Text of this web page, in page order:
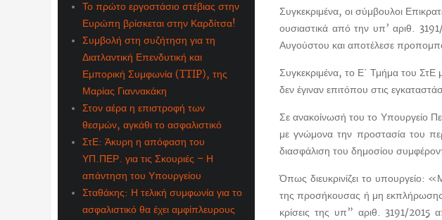
Συγκεκριμένα, οι σύμβουλοι
ουσιαστικά από την υπ’ αριθ.
Αυγούστου και αποτέλεσε
Συγκεκριμένα, το Ε΄ Τμήμα του ΣτΕ
δεν έγιναν επιτόπου στις
Σε ανακοίνωσή του το Υπουργείο
με γνώμονα την προστασία του
διασφάλιση του δημοσίου
Όπως διευκρινίζει το υπουργείο:
της προσήκουσας ή μη εκπλήρωσης
κρίσεις της υπ” αριθ. 3191/
Το πρώτο εργοστάσιο στέβιας στην
Ευρώπη βρίσκεται στην Καρδίτσα!
Συμβολή στη συζήτηση για τη
Διατλαντική Επενδυτική και
Εμπορική Συμφωνία (TTIP), της
Μαρίας Γιαννακάκη
Στον αέρα η επιστροφή των
θεσμών, αγκάθι το ασφαλιστικό
ΣτΕ: Άκυρη η απόφαση του
ΥΠ.ΠΕΡ. για τις Σκουριές – Η
απάντηση του Υπουργείου
Σταθάκης: Η τελική συμφωνία για το
ασφαλιστικό θα έχει αμφίπλευρους